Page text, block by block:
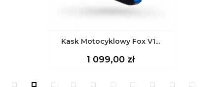
Kask Motocyklowy Fox V1...
Cena
1 099,00 zł